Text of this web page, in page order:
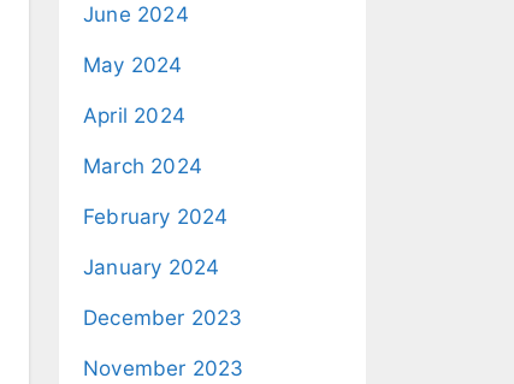
June 2024
May 2024
April 2024
March 2024
February 2024
January 2024
December 2023
November 2023